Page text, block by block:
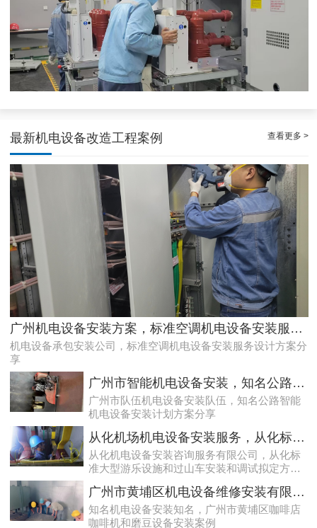
专家的荔湾配电房10kV检查服务，维持市场运作
效率高且稳定海珠10kV配电房运行维护服务，减小问题可能性
最新机电设备改造工程案例 查看更多 >
广州机电设备安装方案，标准空调机电设备安装服务设计方案分享
机电设备承包安装公司，标准空调机电设备安装服务设计方案分
享
广州市智能机电设备安装，知名公路智能机电设备安装计划方案分享
广州市队伍机电设备安装队伍，知名公路智能
机电设备安装计划方案分享
从化机场机电设备安装服务，从化标准大型游乐设施和过山车安装和调试拟定方案分享
从化机电设备安装咨询服务有限公司，从化标
准大型游乐设施和过山车安装和调试拟定方案
广州市黄埔区机电设备维修安装有限公司，广州市黄埔区咖啡店咖啡机和磨豆设备安装案例
知名机电设备安装知名，广州市黄埔区咖啡店
咖啡机和磨豆设备安装案例